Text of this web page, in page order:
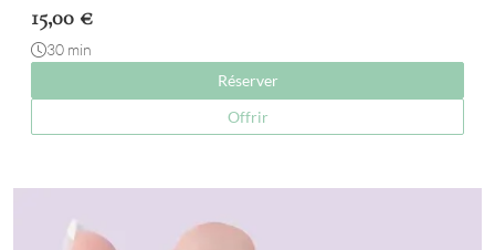
15,00 €
30 min
Réserver
Offrir